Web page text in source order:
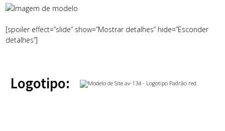
[spoiler effect=”slide” show=”Mostrar detalhes” hide=”Esconder
detalhes”]
Logotipo: